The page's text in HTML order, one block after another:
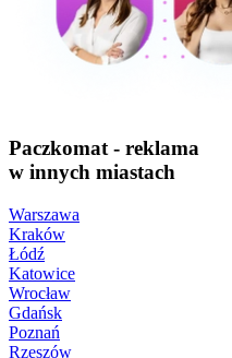
Paczkomat - reklama
w innych miastach
Warszawa
Kraków
Łódź
Katowice
Wrocław
Gdańsk
Poznań
Rzeszów